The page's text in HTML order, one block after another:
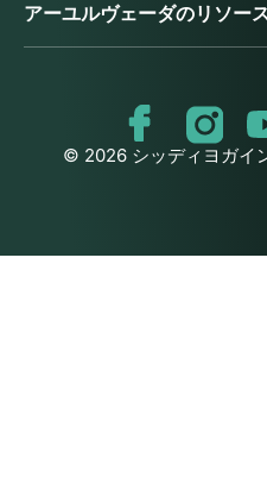
アーユルヴェーダのリソー
© 2026 シッディヨガイ